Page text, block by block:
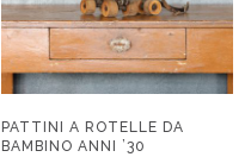
PATTINI A ROTELLE DA
BAMBINO ANNI ’30